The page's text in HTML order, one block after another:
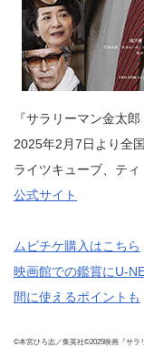
『サラリーマン金太郎
2025年2月7日より全
ライツキューブ、ティ
公式サイト
ムビチケ購入はこちら
映画館での鑑賞にU-
間に使えるポイントも
©本宮ひろ志／集英社©2025映画『サラ